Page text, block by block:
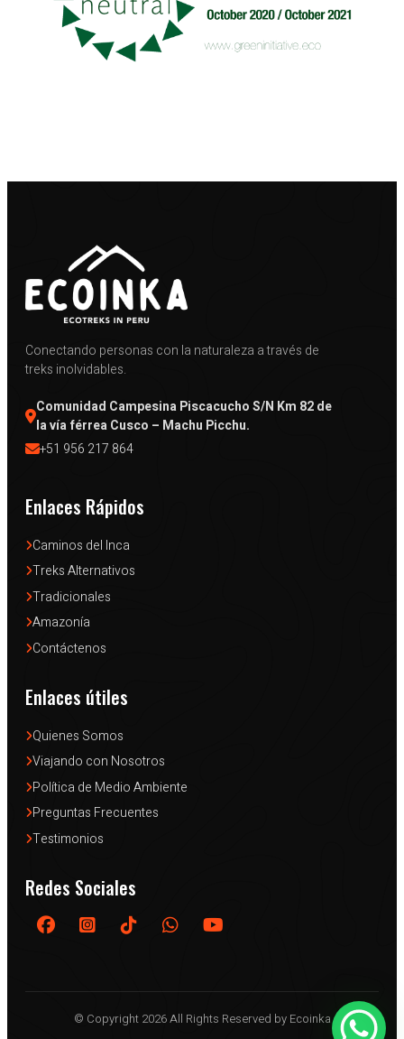
Conectando personas con la naturaleza a través de
treks inolvidables.
Comunidad Campesina Piscacucho S/N Km 82 de
la vía férrea Cusco – Machu Picchu.
+51 956 217 864
Enlaces Rápidos
Caminos del Inca
Treks Alternativos
Tradicionales
Amazonía
Contáctenos
Enlaces útiles
Quienes Somos
Viajando con Nosotros
Política de Medio Ambiente
Preguntas Frecuentes
Testimonios
Redes Sociales
© Copyright 2026 All Rights Reserved by Ecoinka